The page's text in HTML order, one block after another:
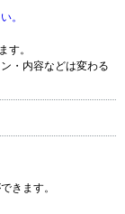
。
す。
・内容などは変わる
きます。